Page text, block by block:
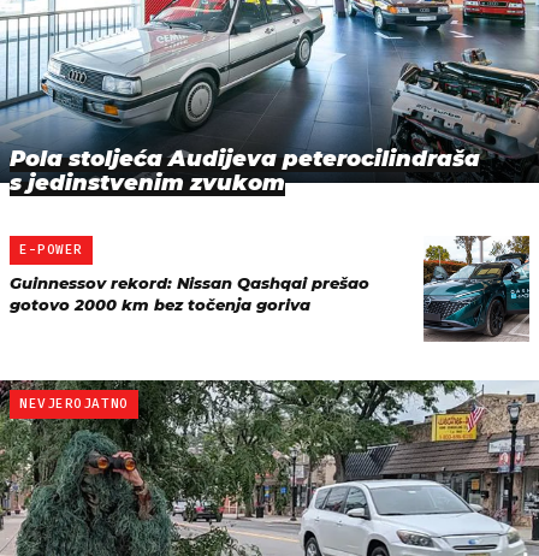
Pola stoljeća Audijeva peterocilindraša
s jedinstvenim zvukom
E-POWER
Guinnessov rekord: Nissan Qashqai prešao
gotovo 2000 km bez točenja goriva
NEVJEROJATNO